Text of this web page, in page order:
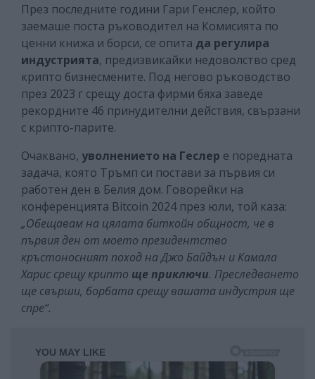
През последните години Гари Генслер, който
заемаше поста ръководител на Комисията по
ценни книжа и борси, се опита да регулира
индустрията, предизвикайки недоволство сред
крипто бизнесмените. Под негово ръководство
през 2023 г срещу доста фирми бяха заведе
рекордните 46 принудителни действия, свързани
с крипто-парите.
Очаквано, уволнението на Геслер е поредната
задача, която Тръмп си постави за първия си
работен ден в Белия дом. Говорейки на
конференцията Bitcoin 2024 през юли, той каза:
„Обещавам на цялата биткойн общност, че в
първия ден от моето президентство
кръстоносният поход на Джо Байдън и Камала
Харис срещу крипто ще приключи. Преследването
ще свърши, борбата срещу вашата индустрия ще
спре“.